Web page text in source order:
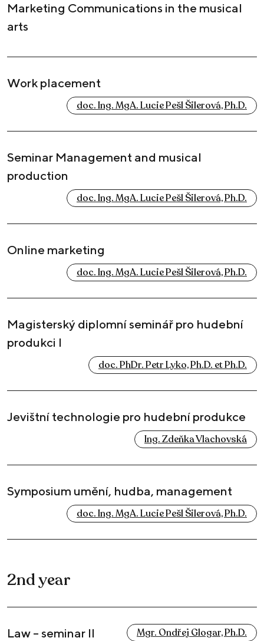
Marketing Communications in the musical
arts
Work placement
doc. Ing. MgA. Lucie Pešl Šilerová, Ph.D.
Seminar Management and musical
production
doc. Ing. MgA. Lucie Pešl Šilerová, Ph.D.
Online marketing
doc. Ing. MgA. Lucie Pešl Šilerová, Ph.D.
Magisterský diplomní seminář pro hudební
produkci I
doc. PhDr. Petr Lyko, Ph.D. et Ph.D.
Jevištní technologie pro hudební produkce
Ing. Zdeňka Vlachovská
Symposium umění, hudba, management
doc. Ing. MgA. Lucie Pešl Šilerová, Ph.D.
2nd year
Law – seminar II Mgr. Ondřej Glogar, Ph.D.